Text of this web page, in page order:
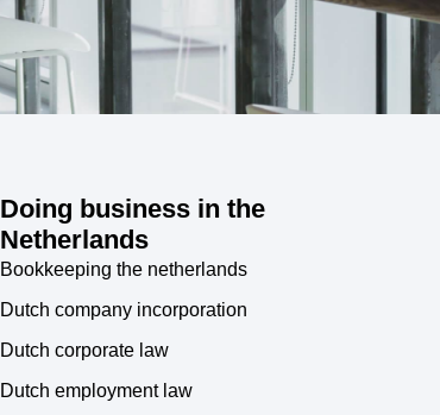
Doing business in the
Netherlands
Bookkeeping the netherlands
Dutch company incorporation
Dutch corporate law
Dutch employment law